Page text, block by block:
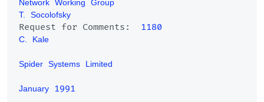
Network Working
Group
T.
Socolofsky
Request for Comments:
C. Kale
Spider Systems Limited
January 1991